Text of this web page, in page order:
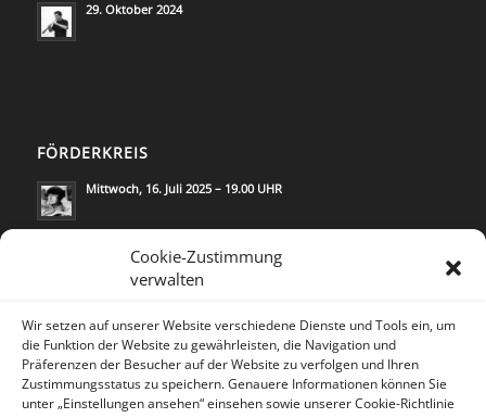
Cookie-Zustimmung
verwalten
Wir setzen auf unserer Website verschiedene Dienste und Tools ein, um
die Funktion der Website zu gewährleisten, die Navigation und
Präferenzen der Besucher auf der Website zu verfolgen und Ihren
Zustimmungsstatus zu speichern. Genauere Informationen können Sie
unter „Einstellungen ansehen“ einsehen sowie unserer Cookie-Richtlinie
29. Oktober 2024
FÖRDERKREIS
Mittwoch, 16. Juli 2025 – 19.00 UHR
KONTAKT